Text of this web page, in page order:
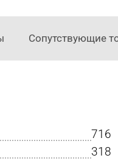
Сопутствующие
716
318